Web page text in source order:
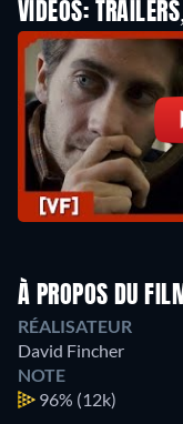
VIDEOS:
À PROPOS DU
RÉALISATEUR
David Fincher
NOTE
96% (12k)